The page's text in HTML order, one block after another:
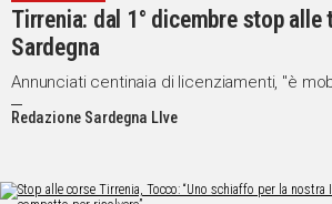
Tirrenia: dal 1° dicembre stop
Sardegna
Annunciati centinaia di licenziamenti, "è
Redazione Sardegna LIve